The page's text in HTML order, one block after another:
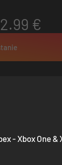
€
- Xbox One &